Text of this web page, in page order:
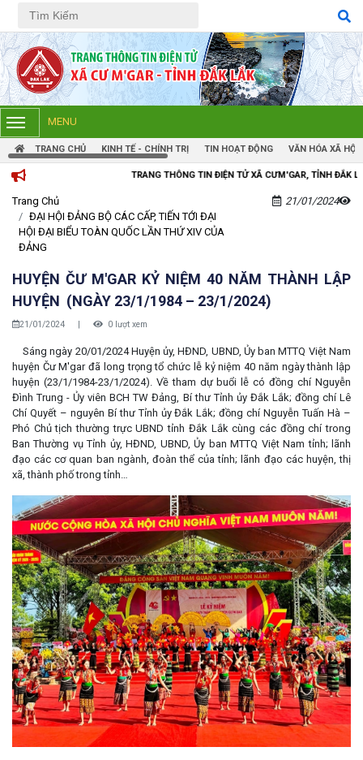
Tiếng Việt Tiếng Anh
MENU
TRANG CHỦ KINH TẾ - CHÍNH TRỊ TIN HOẠT ĐỘNG VĂN HÓA XÃ HỘI
THÔNG TIN ĐIỆN TỬ XÃ CƯM'GAR, TỈNH ĐẮK LẮK
Trang Chủ
ĐẠI HỘI ĐẢNG BỘ CÁC CẤP, TIẾN TỚI ĐẠI
HỘI ĐẠI BIỂU TOÀN QUỐC LẦN THỨ XIV CỦA
ĐẢNG
21/01/2024
HUYỆN ČƯ M'GAR KỶ NIỆM 40 NĂM THÀNH LẬP
HUYỆN (NGÀY 23/1/1984 – 23/1/2024)
21/01/2024 | 0 lượt xem
Sáng ngày 20/01/2024 Huyện ủy, HĐND, UBND, Ủy ban MTTQ Việt Nam
huyện Čư M'gar đã long trọng tổ chức lễ kỷ niệm 40 năm ngày thành lập
huyện (23/1/1984-23/1/2024). Về tham dự buổi lễ có đồng chí Nguyễn
Đình Trung - Ủy viên BCH TW Đảng, Bí thư Tỉnh ủy Đắk Lắk; đồng chí Lê
Chí Quyết – nguyên Bí thư Tỉnh ủy Đắk Lắk; đồng chí Nguyễn Tuấn Hà –
Phó Chủ tịch thường trực UBND tỉnh Đắk Lắk cùng các đồng chí trong
Ban Thường vụ Tỉnh ủy, HĐND, UBND, Ủy ban MTTQ Việt Nam tỉnh; lãnh
đạo các cơ quan ban ngành, đoàn thể của tỉnh; lãnh đạo các huyện, thị
xã, thành phố trong tỉnh…